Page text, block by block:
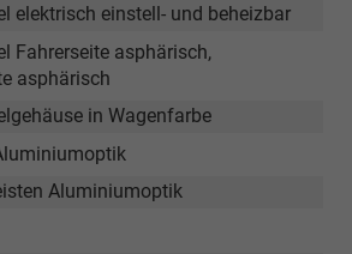
elektrisch einstell- und beheizbar
Fahrerseite asphärisch,
asphärisch
in Wagenfarbe
Aluminiumoptik